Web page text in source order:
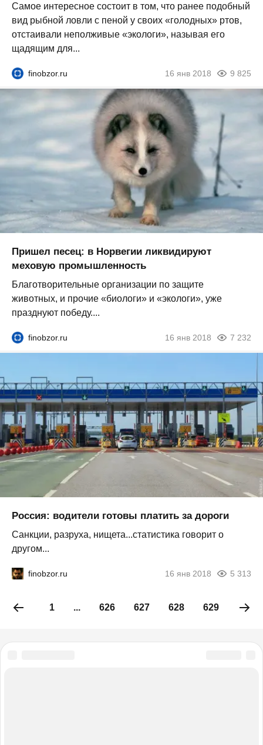
Самое интересное состоит в том, что ранее подобный
вид рыбной ловли с пеной у своих «голодных» ртов,
отстаивали неполживые «экологи», называя его
щадящим для...
finobzor.ru 16 янв 2018 9 825
Пришел песец: в Норвегии ликвидируют
меховую промышленность
Благотворительные организации по защите
животных, и прочие «биологи» и «экологи», уже
празднуют победу....
finobzor.ru 16 янв 2018 7 232
Россия: водители готовы платить за дороги
Санкции, разруха, нищета...статистика говорит о
другом...
finobzor.ru 16 янв 2018 5 313
1 ... 626 627 628 629 630